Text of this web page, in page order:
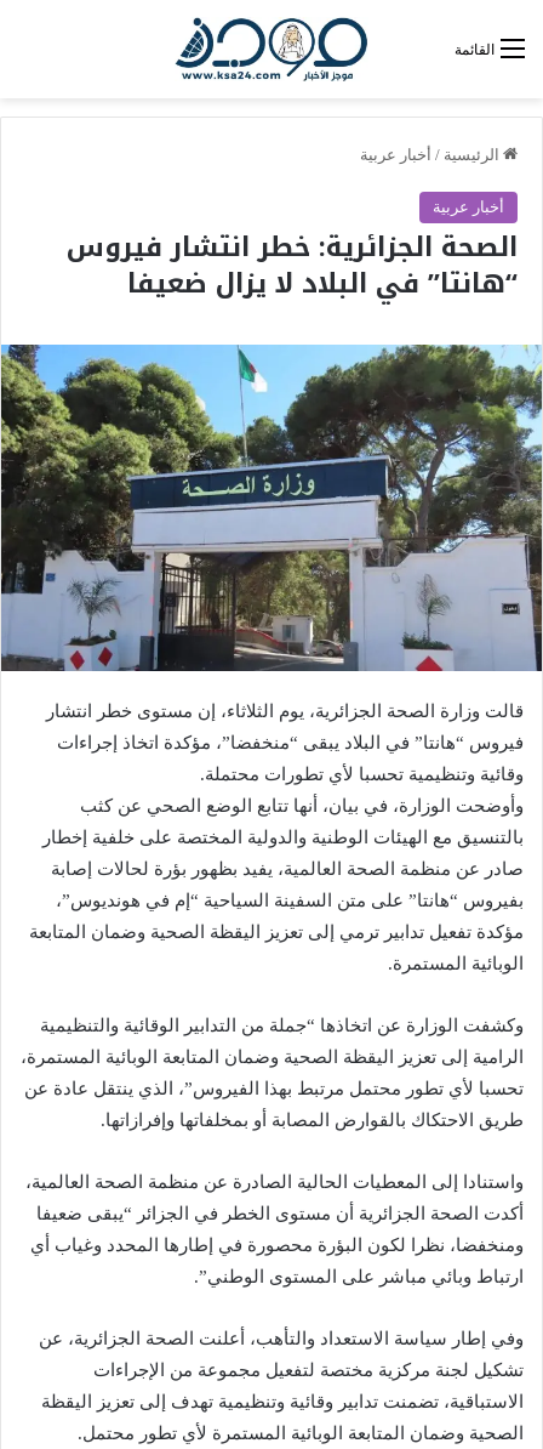
القائمة
الرئيسية / أخبار عربية
أخبار عربية
الصحة الجزائرية: خطر انتشار فيروس
“هانتا” في البلاد لا يزال ضعيفا
قالت وزارة الصحة الجزائرية، يوم الثلاثاء، إن مستوى خطر انتشار
فيروس “هانتا” في البلاد يبقى “منخفضا”، مؤكدة اتخاذ إجراءات
وقائية وتنظيمية تحسبا لأي تطورات محتملة.
وأوضحت الوزارة، في بيان، أنها تتابع الوضع الصحي عن كثب
بالتنسيق مع الهيئات الوطنية والدولية المختصة على خلفية إخطار
صادر عن منظمة الصحة العالمية، يفيد بظهور بؤرة لحالات إصابة
بفيروس “هانتا” على متن السفينة السياحية “إم في هونديوس”،
مؤكدة تفعيل تدابير ترمي إلى تعزيز اليقظة الصحية وضمان المتابعة
الوبائية المستمرة.
وكشفت الوزارة عن اتخاذها “جملة من التدابير الوقائية والتنظيمية
الرامية إلى تعزيز اليقظة الصحية وضمان المتابعة الوبائية المستمرة،
تحسبا لأي تطور محتمل مرتبط بهذا الفيروس”، الذي ينتقل عادة عن
طريق الاحتكاك بالقوارض المصابة أو بمخلفاتها وإفرازاتها.
واستنادا إلى المعطيات الحالية الصادرة عن منظمة الصحة العالمية،
أكدت الصحة الجزائرية أن مستوى الخطر في الجزائر “يبقى ضعيفا
ومنخفضا، نظرا لكون البؤرة محصورة في إطارها المحدد وغياب أي
ارتباط وبائي مباشر على المستوى الوطني”.
وفي إطار سياسة الاستعداد والتأهب، أعلنت الصحة الجزائرية، عن
تشكيل لجنة مركزية مختصة لتفعيل مجموعة من الإجراءات
الاستباقية، تضمنت تدابير وقائية وتنظيمية تهدف إلى تعزيز اليقظة
الصحية وضمان المتابعة الوبائية المستمرة لأي تطور محتمل.